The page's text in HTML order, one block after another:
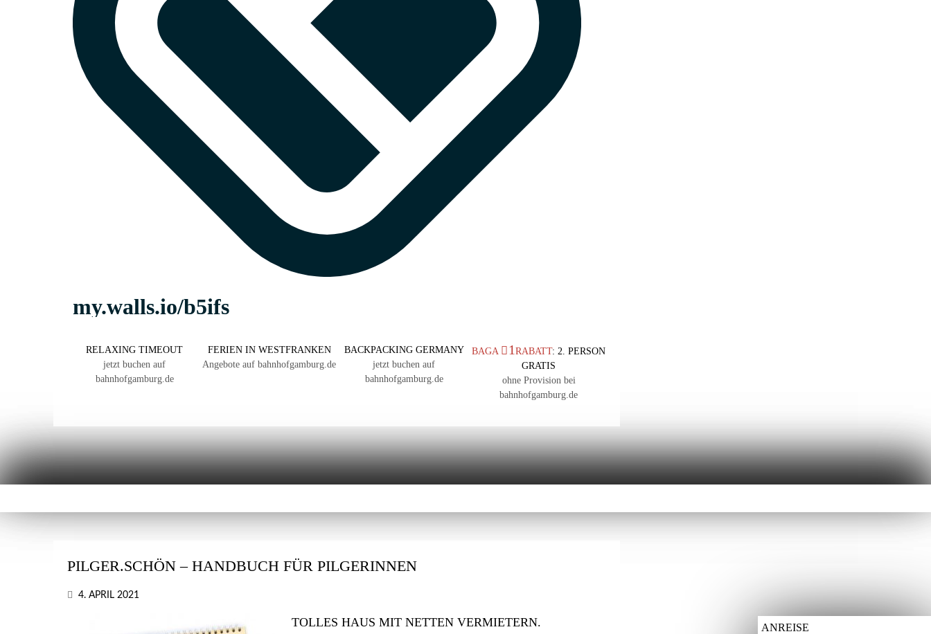
RELAXING TIMEOUT
jetzt buchen auf
bahnhofgamburg.de
FERIEN IN WESTFRANKEN
Angebote auf bahnhofgamburg.de
BACKPACKING GERMANY
jetzt buchen auf
bahnhofgamburg.de
BAGA 1RABATT: 2. PERSON
GRATIS
ohne Provision bei
bahnhofgamburg.de
PILGER.SCHÖN – HANDBUCH FÜR PILGERINNEN
4. APRIL 2021
TOLLES HAUS MIT NETTEN VERMIETERN. ANREISE